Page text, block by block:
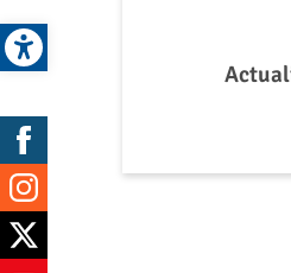
Open toolbar
Réseaux
sociaux